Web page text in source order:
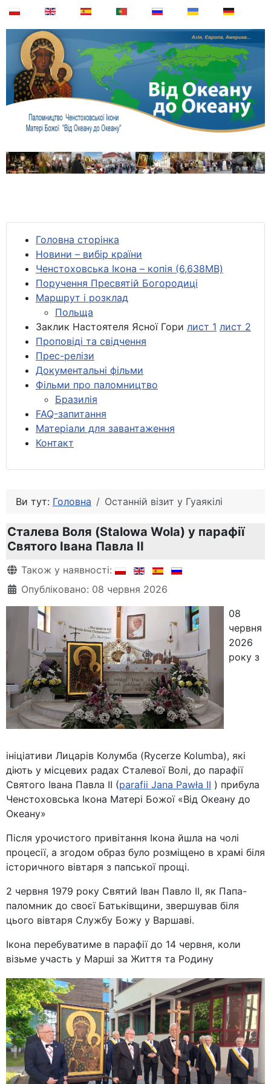
Головна сторінка
Новини – вибір країни
Ченстоховська Ікона – копія (6,638MB)
Поручення Пресвятій Богородиці
Маршрут і розклад
Польща
Заклик Настоятеля Ясної Гори лист 1 лист 2
Проповіді та свідчення
Прес-релізи
Документальні фільми
Фільми про паломництво
Бразилія
FAQ-запитання
Матеріали для завантаження
Контакт
Ви тут: Головна Останній візит у Гуаякілі
Сталева Воля (Stalowa Wola) у парафії
Святого Івана Павла ІІ
Деталі
Також у наявності:
Опубліковано: 08 червня 2026
08
червня
2026
року з
ініціативи Лицарів Колумба (Rycerze Kolumba), які
діють у місцевих радах Сталевої Волі, до парафії
Святого Івана Павла ІІ (parafii Jana Pawła II ) прибула
Ченстоховська Ікона Матері Божої «Від Океану до
Океану»
Після урочистого привітання Iкона йшла на чолі
процесії, а згодом образ було розміщено в храмі біля
історичного вівтаря з папської прощі.
2 червня 1979 року Святий Іван Павло ІІ, як Папа-
паломник до своєї Батьківщини, звершував біля
цього вівтаря Службу Божу у Варшаві.
Ікона перебуватиме в парафії до 14 червня, коли
візьме участь у Марші за Життя та Родину